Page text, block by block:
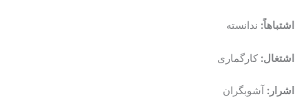
اشتباهاً: ندانسته
اشتغال: کارگماری
اشرار: آشوبگران